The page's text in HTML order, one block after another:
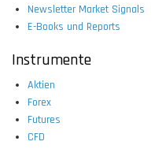
Newsletter Market Signals
E-Books und Reports
Instrumente
Aktien
Forex
Futures
CFD